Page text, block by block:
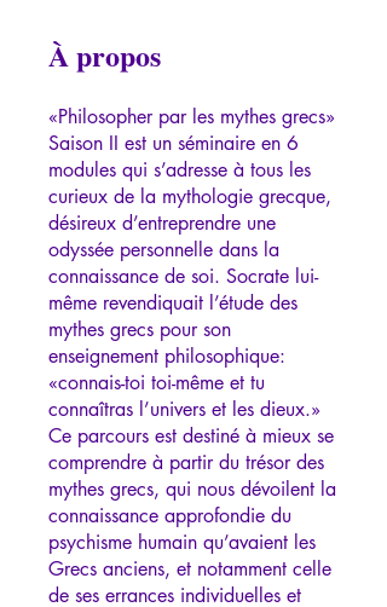
À propos
«Philosopher par les mythes grecs»
Saison II est un séminaire en 6
modules qui s’adresse à tous les
curieux de la mythologie grecque,
désireux d’entreprendre une
odyssée personnelle dans la
connaissance de soi. Socrate lui-
même revendiquait l’étude des
mythes grecs pour son
enseignement philosophique:
«connais-toi toi-même et tu
connaîtras l’univers et les dieux.»
Ce parcours est destiné à mieux se
comprendre à partir du trésor des
mythes grecs, qui nous dévoilent la
connaissance approfondie du
psychisme humain qu’avaient les
Grecs anciens, et notamment celle
de ses errances individuelles et